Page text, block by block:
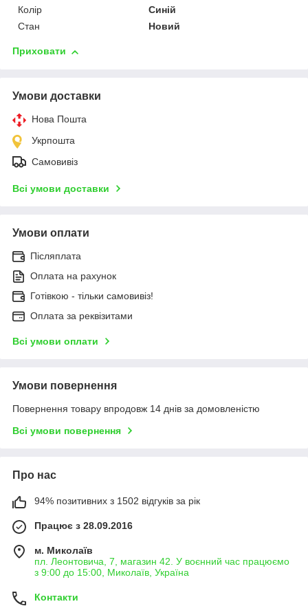
Колір
Синій
Стан
Новий
Приховати
Умови доставки
Нова Пошта
Укрпошта
Самовивіз
Всі умови доставки
Умови оплати
Післяплата
Оплата на рахунок
Готівкою - тільки самовивіз!
Оплата за реквізитами
Всі умови оплати
Умови повернення
Повернення товару впродовж 14 днів за домовленістю
Всі умови повернення
Про нас
94% позитивних з 1502 відгуків за рік
Працює з 28.09.2016
м. Миколаїв
пл. Леонтовича, 7, магазин 42. У воєнний час працюємо
з 9:00 до 15:00, Миколаїв, Україна
Контакти